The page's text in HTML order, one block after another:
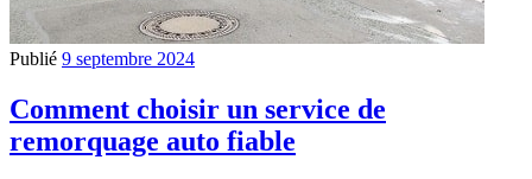
Publié 9 septembre 2024
Comment choisir un service de
remorquage auto fiable